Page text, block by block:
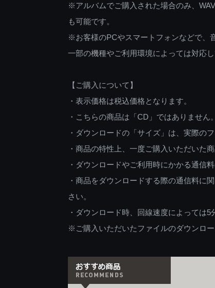
※アルバムでご購入された場合のみ、
も可能です。
※お客様のPCやスマートフォンなどで、
一部の機種やご利用環境によっては対応
【ご購入について】
・表示価格は税込価格となります。
・こちらの商品は「CD」ではありませ
・ダウンロードの「サイズ」は、実際の
・商品の特性上、一度ご購入いただいた
・ダウンロードやご利用時にかかる通信
・商品をダウンロードする際の通信料に
さい。
・ダウンロード時、回線速度によっては
※ご購入いただいたファイルのダウンロ